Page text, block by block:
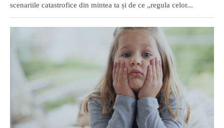
scenariile catastrofice din mintea ta și de ce „regula celor...